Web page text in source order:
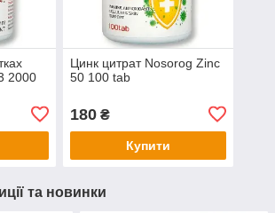
2000
Цинк цитрат Nosorog Zinc
50 100 tab
180₴
Купити
та новинки